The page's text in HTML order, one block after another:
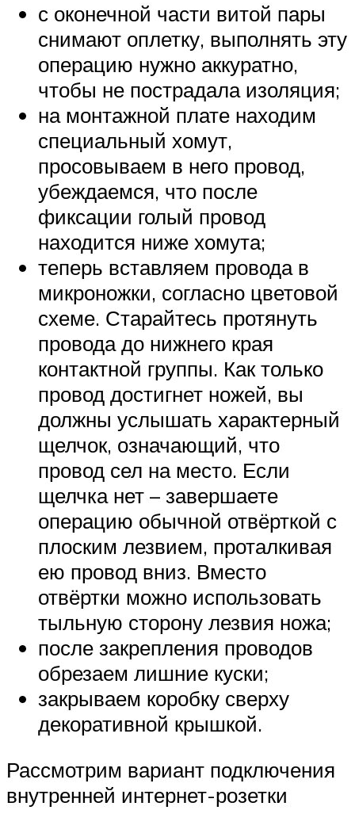
с оконечной части витой пары
снимают оплетку, выполнять эту
операцию нужно аккуратно,
чтобы не пострадала изоляция;
на монтажной плате находим
специальный хомут,
просовываем в него провод,
убеждаемся, что после
фиксации голый провод
находится ниже хомута;
теперь вставляем провода в
микроножки, согласно цветовой
схеме. Старайтесь протянуть
провода до нижнего края
контактной группы. Как только
провод достигнет ножей, вы
должны услышать характерный
щелчок, означающий, что
провод сел на место. Если
щелчка нет – завершаете
операцию обычной отвёрткой с
плоским лезвием, проталкивая
ею провод вниз. Вместо
отвёртки можно использовать
тыльную сторону лезвия ножа;
после закрепления проводов
обрезаем лишние куски;
закрываем коробку сверху
декоративной крышкой.
Рассмотрим вариант подключения
внутренней интернет-розетки